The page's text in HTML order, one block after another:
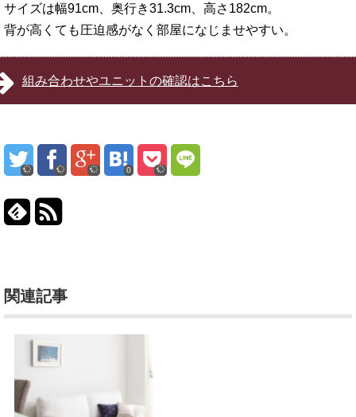
サイズは幅91cm、奥行き31.3cm、高さ182cm。
背が高くても圧迫感がなく部屋になじませやすい。
組み合わせやユニットの確認はこちら
0
関連記事